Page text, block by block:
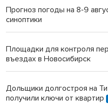
Прогноз погоды на 8-9
синоптики
Площадки для контроля
въездах в Новосибирск
Дольщики долгостроя на
получили ключи от квартир